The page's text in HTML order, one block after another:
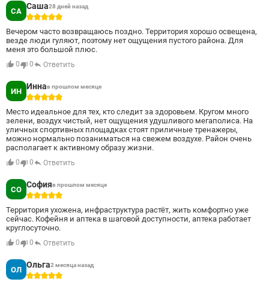
СА
Саша28 дней назад
5
Вечером часто возвращаюсь поздно. Территория хорошо освещена,
везде люди гуляют, поэтому нет ощущения пустого района. Для
меня это большой плюс.
0 0 Ответить
ИН
Иннав прошлом месяце
5
Место идеальное для тех, кто следит за здоровьем. Кругом много
зелени, воздух чистый, нет ощущения удушливого мегаполиса. На
уличных спортивных площадках стоят приличные тренажеры,
можно нормально позаниматься на свежем воздухе. Район очень
располагает к активному образу жизни.
0 0 Ответить
СО
Софияв прошлом месяце
5
Территория ухожена, инфраструктура растёт, жить комфортно уже
сейчас. Кофейня и аптека в шаговой доступности, аптека работает
круглосуточно.
0 0 Ответить
ОЛ
Ольга2 месяца назад
5